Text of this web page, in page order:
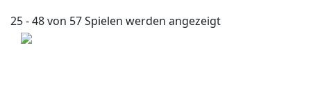
25 - 48 von 57 Spielen werden angezeigt